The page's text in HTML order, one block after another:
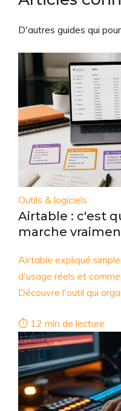
D'autres guides qui
Outils & logiciels
Airtable : c'est
marche
Airtable expliqué
d'usage réels et
Découvre l'outil qui
⏱ 12 min de lecture